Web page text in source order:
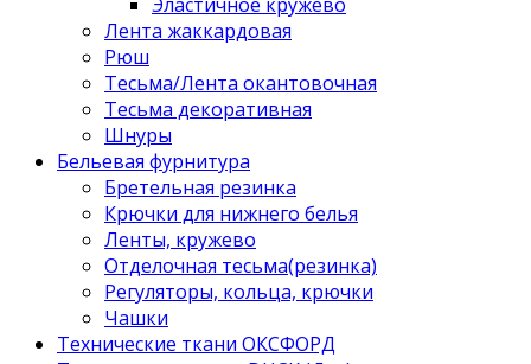
Лента жаккардовая
Рюш
Тесьма/Лента окантовочная
Тесьма декоративная
Шнуры
Бельевая фурнитура
Бретельная резинка
Крючки для нижнего белья
Ленты, кружево
Отделочная тесьма(резинка)
Регуляторы, кольца, крючки
Чашки
Технические ткани ОКСФОРД